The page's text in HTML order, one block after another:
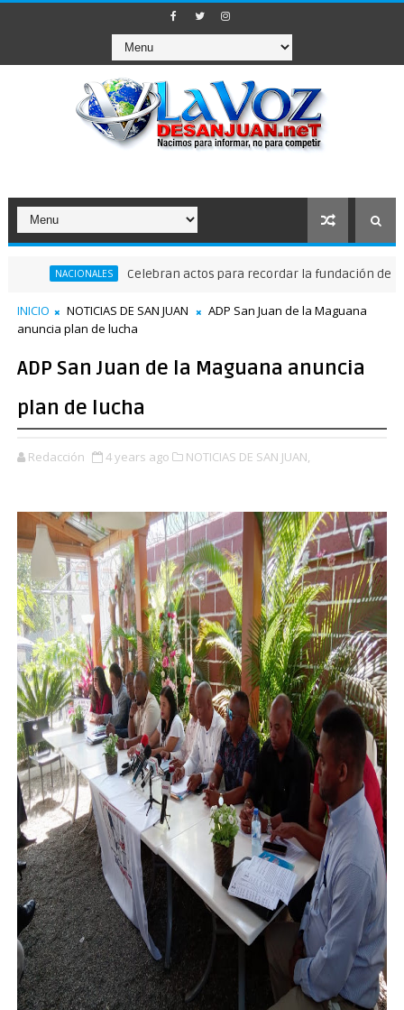
Celebran actos para recordar la fundación de Santo
INICIO NOTICIAS DE SAN JUAN
ADP San Juan de la Maguana
anuncia plan de lucha
ADP San Juan de la Maguana anuncia
plan de lucha
Redacción 4 years ago NOTICIAS DE SAN JUAN,